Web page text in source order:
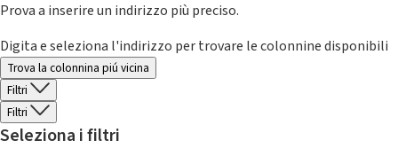
Prova a inserire un indirizzo più preciso.
Digita e seleziona l'indirizzo per trovare le colonnine disponibili
Trova la colonnina piú vicina
Filtri
Filtri
Seleziona i filtri